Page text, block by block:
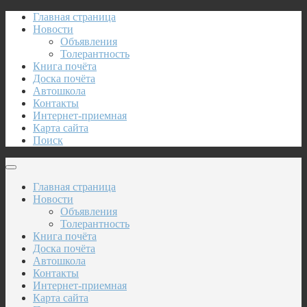
Главная страница
Новости
Объявления
Толерантность
Книга почёта
Доска почёта
Автошкола
Контакты
Интернет-приемная
Карта сайта
Поиск
Главная страница
Новости
Объявления
Толерантность
Книга почёта
Доска почёта
Автошкола
Контакты
Интернет-приемная
Карта сайта